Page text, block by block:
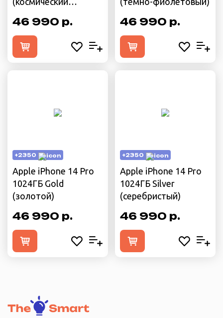
46 990 р. 46 990 р.
+2350
Apple iPhone 14 Pro
1024ГБ Gold
(золотой)
46 990 р.
+2350
Apple iPhone 14 Pro
1024ГБ Silver
(серебристый)
46 990 р.